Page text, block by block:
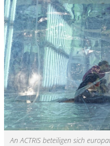
An ACTRIS beteiligen sich